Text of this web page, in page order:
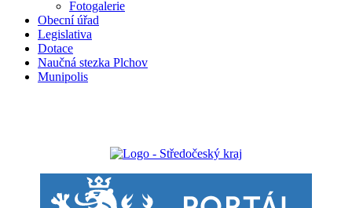
Fotogalerie
Obecní úřad
Legislativa
Dotace
Naučná stezka Plchov
Munipolis